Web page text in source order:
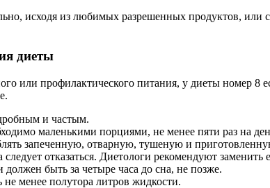
исходя из любимых разрешенных продуктов, или
диеты
или профилактического питания, у диеты номер 8
и частым.
маленькими порциями, не менее пяти раз на
запеченную, отварную, тушеную и
следует отказаться. Диетологи рекомендуют
быть за четыре часа до сна, не позже.
менее полутора литров жидкости.